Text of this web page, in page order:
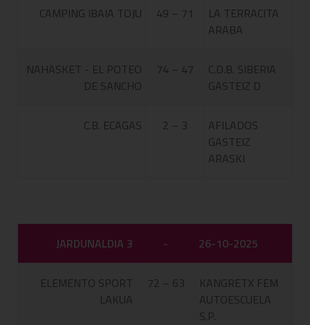
CAMPING IBAIA TOJU 49 – 71
LA TERRACITA
ARABA
NAHASKET - EL POTEO
DE SANCHO
74 – 47
C.D.B. SIBERIA
GASTEIZ D
C.B. ECAGAS 2 – 3
AFILADOS
GASTEIZ
ARASKI
JARDUNALDIA 3 - 26-10-2025
ELEMENTO SPORT
LAKUA
72 – 63
KANGRETX FEM
AUTOESCUELA
S.P.